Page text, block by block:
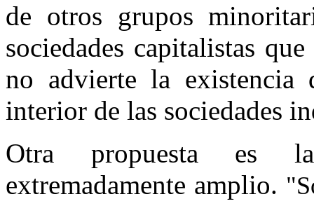
de otros grupos
sociedades capitalistas
no advierte la existencia
interior de las sociedades
Otra propuesta es
extremadamente amplio.